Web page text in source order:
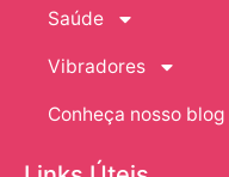
Saúde
Vibradores
Conheça nosso blog